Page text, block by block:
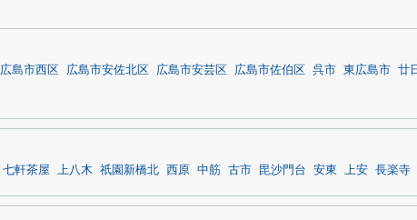
広島市西区 広島市安佐北区 広島市安芸区 広島市佐伯区 呉市 東広島市 廿
七軒茶屋 上八木 祇園新橋北 西原 中筋 古市 毘沙門台 安東 上安 長楽寺